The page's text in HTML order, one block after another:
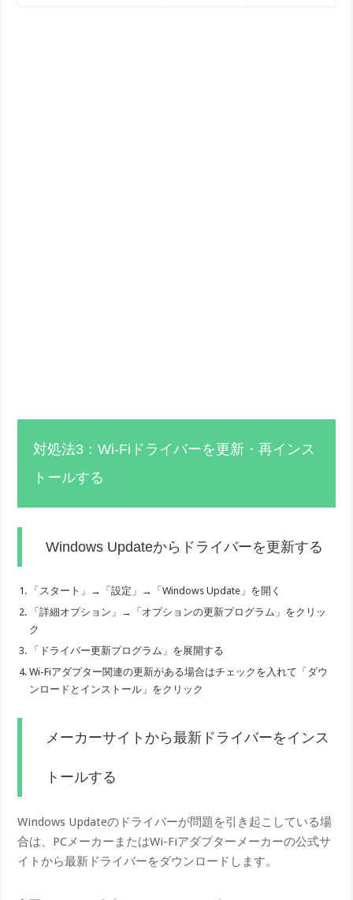
対処法3：Wi-Fiドライバーを更新・再インス
トールする
Windows Updateからドライバーを更新する
「スタート」→「設定」→「Windows Update」を開く
「詳細オプション」→「オプションの更新プログラム」をクリッ
ク
「ドライバー更新プログラム」を展開する
Wi-Fiアダプター関連の更新がある場合はチェックを入れて「ダウ
ンロードとインストール」をクリック
メーカーサイトから最新ドライバーをインス
トールする
Windows Updateのドライバーが問題を引き起こしている場
合は、PCメーカーまたはWi-Fiアダプターメーカーの公式サ
イトから最新ドライバーをダウンロードします。